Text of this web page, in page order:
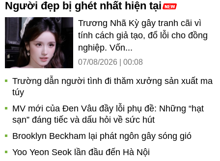
Người đẹp bị ghét nhất hiện tại
Trương Nhã Kỳ gây tranh cãi vì
tính cách giả tạo, đổ lỗi cho đồng
nghiệp. Vốn...
07/08/2026 | 00:08
Trường dẫn người tình đi thăm xưởng sản xuất ma
túy
MV mới của Đen Vâu đầy lỗi phụ đề: Những “hạt
sạn” đáng tiếc và dấu hỏi về sức hút
Brooklyn Beckham lại phát ngôn gây sóng gió
Yoo Yeon Seok lần đầu đến Hà Nội